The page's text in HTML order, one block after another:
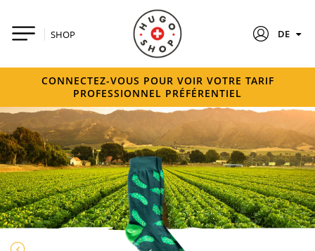
SHOP DE
CONNECTEZ-VOUS POUR VOIR VOTRE TARIF
PROFESSIONNEL PRÉFÉRENTIEL